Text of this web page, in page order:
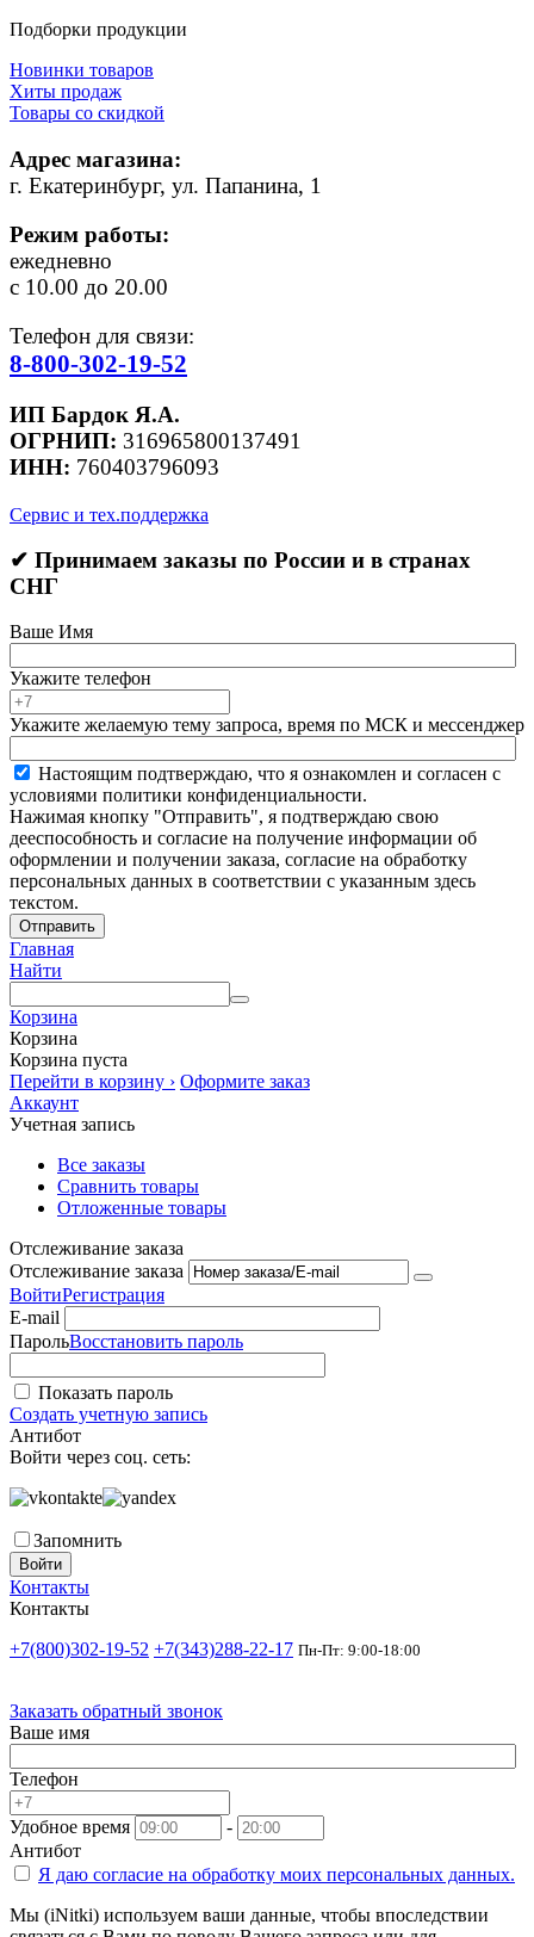
Подборки продукции
Новинки товаров
Хиты продаж
Товары со скидкой
Адрес магазина:
г. Екатеринбург, ул. Папанина, 1
Режим работы:
ежедневно
с 10.00 до 20.00
Телефон для связи:
8-800-302-19-52
ИП Бардок Я.А.
ОГРНИП: 316965800137491
ИНН: 760403796093
Сервис и тех.поддержка
✔ Принимаем заказы по России и в странах
СНГ
Ваше Имя
Укажите телефон
Укажите желаемую тему запроса, время по МСК и мессенджер
Настоящим подтверждаю, что я ознакомлен и согласен с
условиями политики конфиденциальности.
Нажимая кнопку "Отправить", я подтверждаю свою
дееспособность и согласие на получение информации об
оформлении и получении заказа, согласие на обработку
персональных данных в соответствии с указанным здесь
текстом.
Отправить
Главная
Найти
Корзина
Корзина
Корзина пуста
Перейти в корзину › Оформите заказ
Аккаунт
Учетная запись
Все заказы
Сравнить товары
Отложенные товары
Отслеживание заказа
Отслеживание заказа
ВойтиРегистрация
E-mail
ПарольВосстановить пароль
Показать пароль
Создать учетную запись
Антибот
Войти через соц. сеть:
Запомнить
Войти
Контакты
Контакты
+7(800)302-19-52 +7(343)288-22-17 Пн-Пт: 9:00-18:00
Заказать обратный звонок
Ваше имя
Телефон
Удобное время
-
Антибот
Я даю согласие на обработку моих персональных данных.
Мы (iNitki) используем ваши данные, чтобы впоследствии